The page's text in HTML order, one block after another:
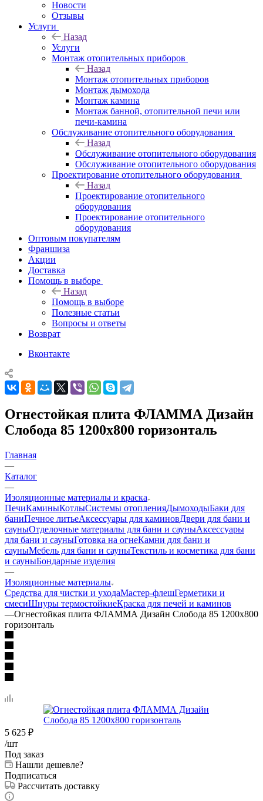
Новости
Отзывы
Услуги
Назад
Услуги
Монтаж отопительных приборов
Назад
Монтаж отопительных приборов
Монтаж дымохода
Монтаж камина
Монтаж банной, отопительной печи или
печи-камина
Обслуживание отопительного оборудования
Назад
Обслуживание отопительного оборудования
Обслуживание отопительного оборудования
Проектирование отопительного оборудования
Назад
Проектирование отопительного
оборудования
Проектирование отопительного
оборудования
Оптовым покупателям
Франшиза
Акции
Доставка
Помощь в выборе
Назад
Помощь в выборе
Полезные статьи
Вопросы и ответы
Возврат
Вконтакте
Огнестойкая плита ФЛАММА Дизайн
Слобода 85 1200х800 горизонталь
Главная
—
Каталог
—
Изоляционные материалы и краска
ПечиКаминыКотлыСистемы отопленияДымоходыБаки для
баниПечное литьеАксессуары для каминовДвери для бани и
сауныОтделочные материалы для бани и сауныАксессуары
для бани и сауныГотовка на огнеКамни для бани и
сауныМебель для бани и сауныТекстиль и косметика для бани
и сауныБондарные изделия
—
Изоляционные материалы
Средства для чистки и уходаМастер-флешГерметики и
смесиШнуры термостойкиеКраска для печей и каминов
—Огнестойкая плита ФЛАММА Дизайн Слобода 85 1200х800
горизонталь
5 625 ₽
/шт
Под заказ
Нашли дешевле?
Подписаться
Рассчитать доставку